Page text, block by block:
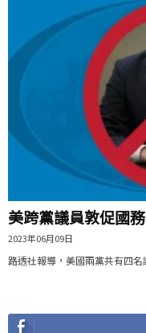
美跨黨議員敦促國
2023年06月09日
路透社報導，美國兩黨共有四名